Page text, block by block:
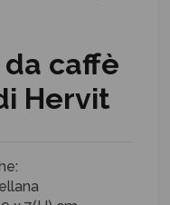
da caffè
Hervit